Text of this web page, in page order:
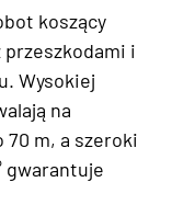
koszący
przeszkodami i
Wysokiej
na
m, a szeroki
gwarantuje